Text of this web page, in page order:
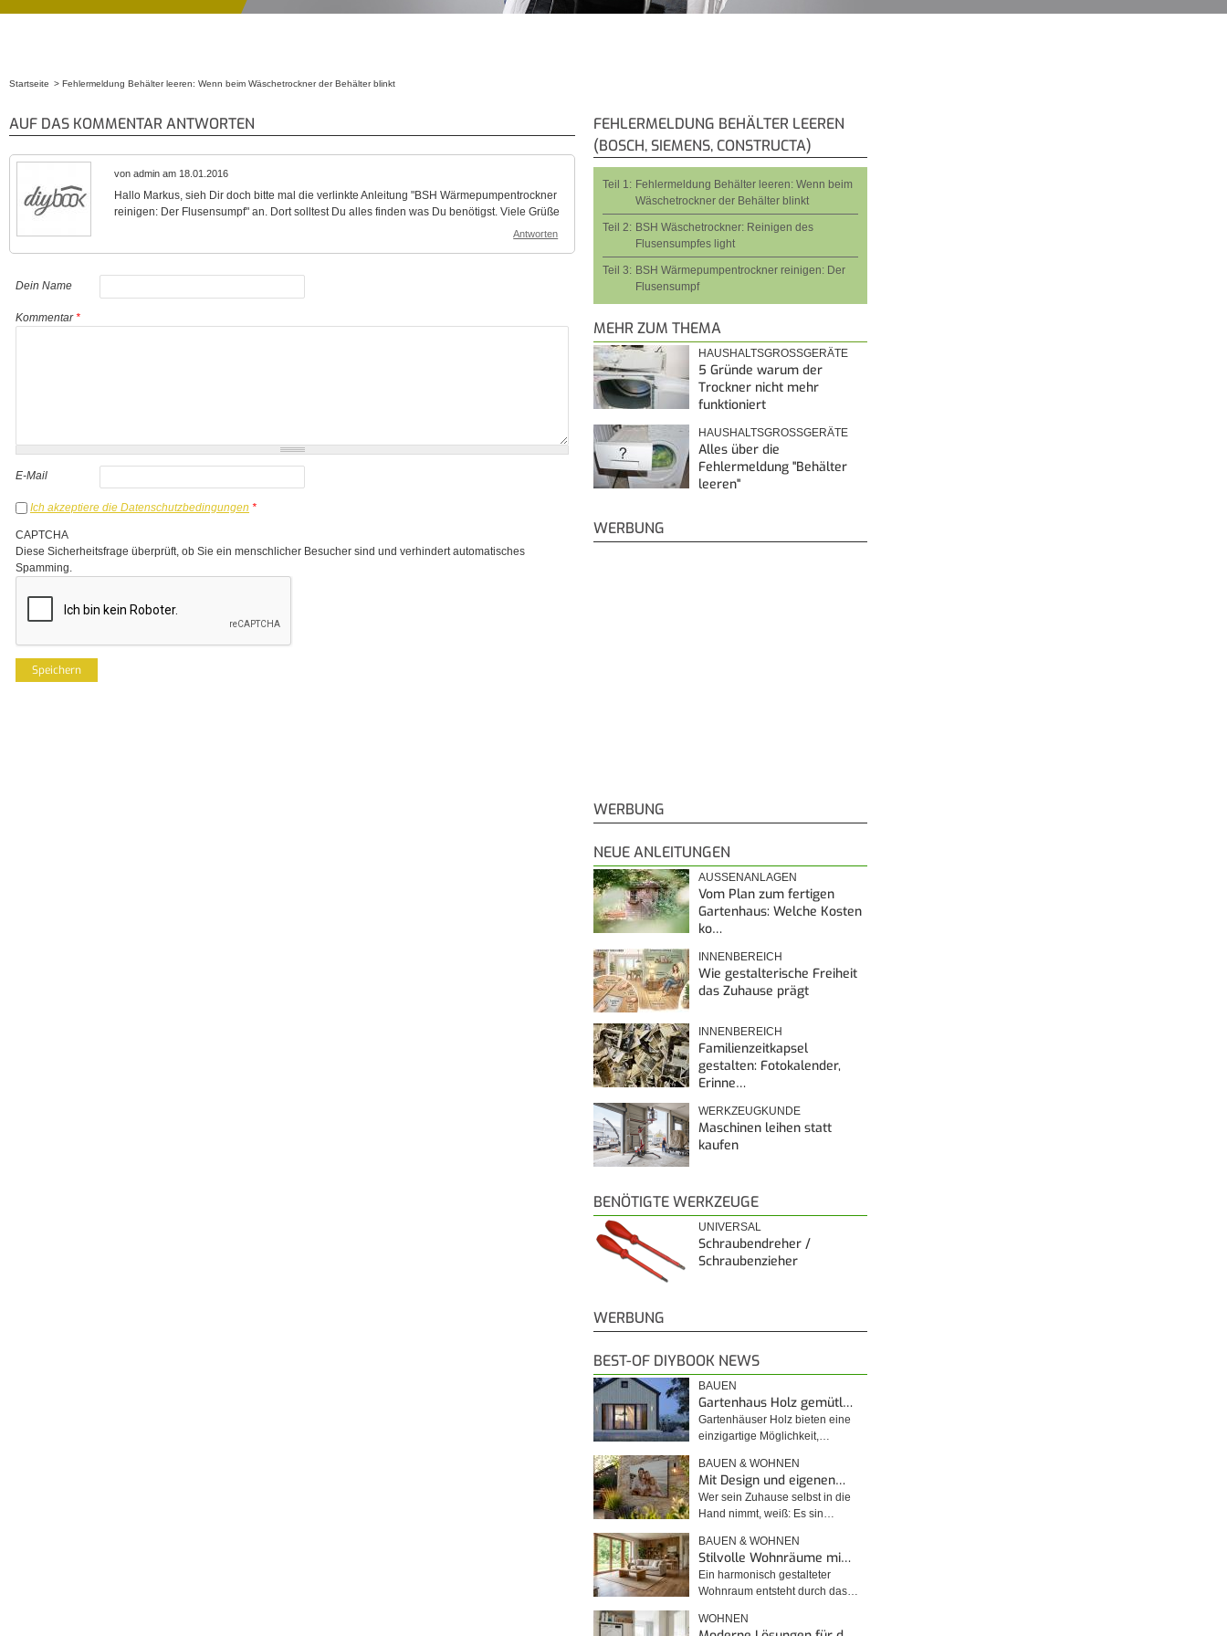
Startseite Fehlermeldung Behälter leeren: Wenn beim Wäschetrockner der Behälter blinkt
AUF DAS KOMMENTAR ANTWORTEN
von admin am 18.01.2016
Hallo Markus, sieh Dir doch bitte mal die verlinkte Anleitung "BSH Wärmepumpentrockner
reinigen: Der Flusensumpf" an. Dort solltest Du alles finden was Du benötigst. Viele Grüße
Antworten
Dein Name
Kommentar*
E-Mail
Ich akzeptiere die Datenschutzbedingungen *
CAPTCHA
Diese Sicherheitsfrage überprüft, ob Sie ein menschlicher Besucher sind und verhindert automatisches
Spamming.
FEHLERMELDUNG BEHÄLTER LEEREN
(BOSCH, SIEMENS, CONSTRUCTA)
Teil 1: Fehlermeldung Behälter leeren: Wenn beim
Wäschetrockner der Behälter blinkt
Teil 2: BSH Wäschetrockner: Reinigen des
Flusensumpfes light
Teil 3: BSH Wärmepumpentrockner reinigen: Der
Flusensumpf
MEHR ZUM THEMA
HAUSHALTSGROSSGERÄTE
5 Gründe warum der
Trockner nicht mehr
funktioniert
HAUSHALTSGROSSGERÄTE
Alles über die
Fehlermeldung "Behälter
leeren"
WERBUNG
WERBUNG
NEUE ANLEITUNGEN
AUSSENANLAGEN
Vom Plan zum fertigen
Gartenhaus: Welche Kosten
ko…
INNENBEREICH
Wie gestalterische Freiheit
das Zuhause prägt
INNENBEREICH
Familienzeitkapsel
gestalten: Fotokalender,
Erinne…
WERKZEUGKUNDE
Maschinen leihen statt
kaufen
BENÖTIGTE WERKZEUGE
UNIVERSAL
Schraubendreher /
Schraubenzieher
WERBUNG
BEST-OF DIYBOOK NEWS
BAUEN
Gartenhaus Holz gemütl…
Gartenhäuser Holz bieten eine
einzigartige Möglichkeit,…
BAUEN & WOHNEN
Mit Design und eigenen…
Wer sein Zuhause selbst in die
Hand nimmt, weiß: Es sin…
BAUEN & WOHNEN
Stilvolle Wohnräume mi…
Ein harmonisch gestalteter
Wohnraum entsteht durch das…
WOHNEN